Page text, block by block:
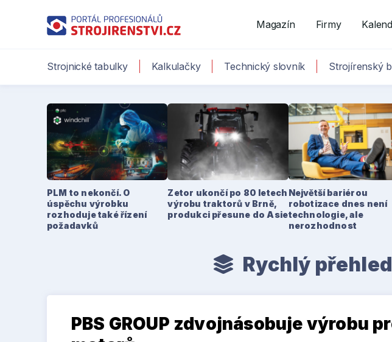
Magazín Firmy
Strojnické tabulky Kalkulačky Technický slovník Strojírenský
PLM to nekončí. O
úspěchu výrobku
rozhoduje také řízení
požadavků
Zetor ukončí po 80 letech
výrobu traktorů v Brně,
produkci přesune do Asie
Největší bariérou
robotizace dnes není
technologie, ale
nerozhodnost
Rychlý přehled
PBS GROUP zdvojnásobuje výrobu